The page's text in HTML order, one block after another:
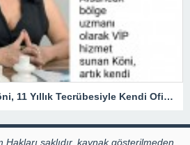
Ünlü iş İnsanı Yıldız Köni, 11 Yıllık Tecrübesiyle Kendi Ofisini açtı !
saklıdır, kaynak gösterilmeden